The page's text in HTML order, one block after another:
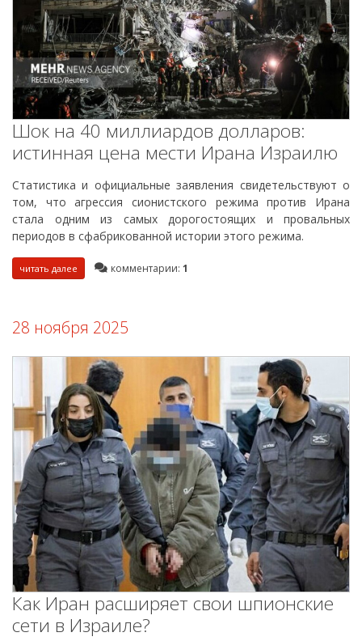
Шок на 40 миллиардов долларов:
истинная цена мести Ирана Израилю
Статистика и официальные заявления свидетельствуют о
том, что агрессия сионистского режима против Ирана
стала одним из самых дорогостоящих и провальных
периодов в сфабрикованной истории этого режима.
читать далее комментарии: 1
28 ноября 2025
Как Иран расширяет свои шпионские
сети в Израиле?